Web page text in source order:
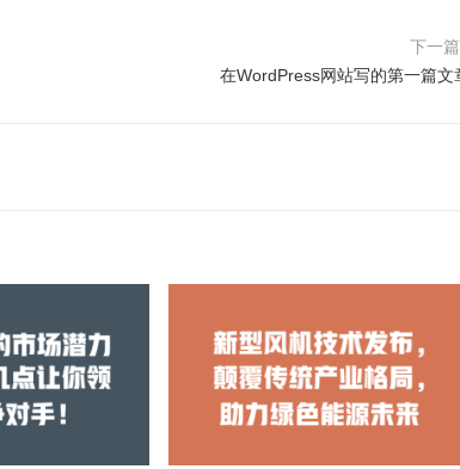
下一
在WordPress网站写的第一篇文